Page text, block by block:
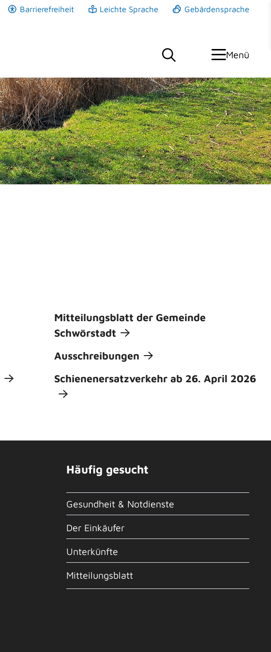
Barrierefreiheit Leichte Sprache Gebärdensprache
Menü
Mitteilungsblatt der Gemeinde
Schwörstadt
Ausschreibungen
Schienenersatzverkehr ab 26. April 2026
Häufig gesucht
Gesundheit & Notdienste
Der Einkäufer
Unterkünfte
Mitteilungsblatt